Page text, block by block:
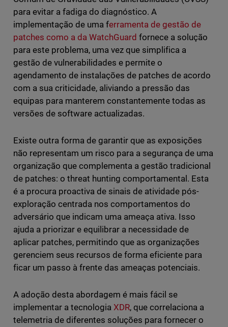
para evitar a fadiga do diagnóstico. A
implementação de uma ferramenta de gestão de
patches como a da WatchGuard fornece a solução
para este problema, uma vez que simplifica a
gestão de vulnerabilidades e permite o
agendamento de instalações de patches de acordo
com a sua criticidade, aliviando a pressão das
equipas para manterem constantemente todas as
versões de software actualizadas.
Existe outra forma de garantir que as exposições
não representam um risco para a segurança de uma
organização que complementa a gestão tradicional
de patches: o threat hunting comportamental. Esta
é a procura proactiva de sinais de atividade pós-
exploração centrada nos comportamentos do
adversário que indicam uma ameaça ativa. Isso
ajuda a priorizar e equilibrar a necessidade de
aplicar patches, permitindo que as organizações
gerenciem seus recursos de forma eficiente para
ficar um passo à frente das ameaças potenciais.
A adoção desta abordagem é mais fácil se
implementar a tecnologia XDR, que correlaciona a
telemetria de diferentes soluções para fornecer o